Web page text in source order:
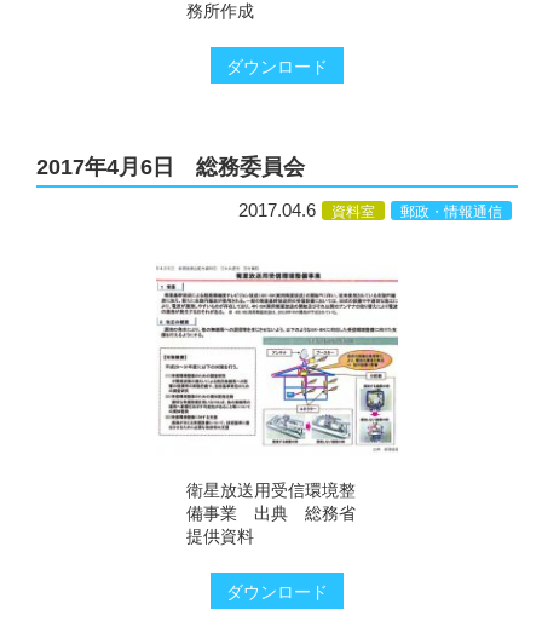
務所作成
ダウンロード
2017年4月6日 総務委員会
2017.04.6 資料室 郵政・情報通信
衛星放送用受信環境整
備事業 出典 総務省
提供資料
ダウンロード